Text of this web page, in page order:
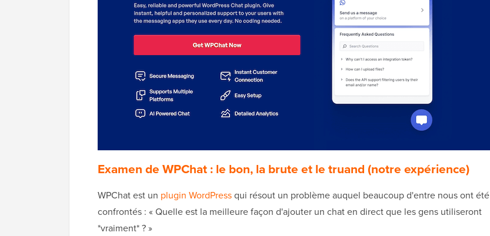
Examen de WPChat : le bon, la brute et le truand (notre expérience)
WPChat est un plugin WordPressqui résout un problème auquel beaucoup d'entre nous ont été
confrontés : « Quelle est la meilleure façon d'ajouter un chat en direct que les gens utiliseront
*vraiment* ? »